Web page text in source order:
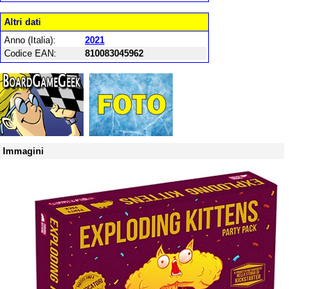
Altri dati
Anno (Italia):
2021
Codice EAN:
810083045962
Immagini